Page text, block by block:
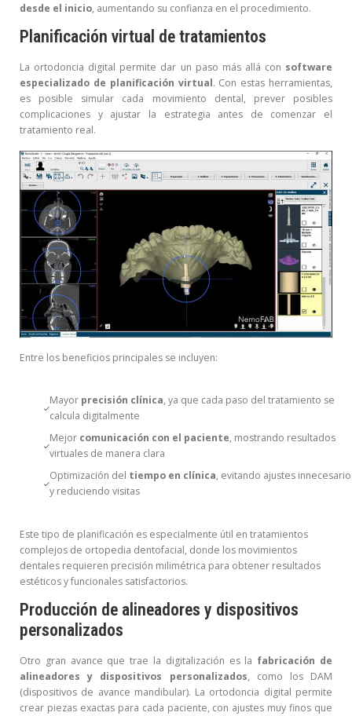
desde el inicio, aumentando su confianza en el procedimiento.
Planificación virtual de tratamientos
La ortodoncia digital permite dar un paso más allá con software
especializado de planificación virtual. Con estas herramientas,
es posible simular cada movimiento dental, prever posibles
complicaciones y ajustar la estrategia antes de comenzar el
tratamiento real.
Entre los beneficios principales se incluyen:
Mayor precisión clínica, ya que cada paso del tratamiento se
calcula digitalmente
Mejor comunicación con el paciente, mostrando resultados
virtuales de manera clara
Optimización del tiempo en clínica, evitando ajustes
y reduciendo visitas
Este tipo de planificación es especialmente útil en tratamientos
complejos de ortopedia dentofacial, donde los movimientos
dentales requieren precisión milimétrica para obtener resultados
estéticos y funcionales satisfactorios.
Producción de alineadores y dispositivos
personalizados
Otro gran avance que trae la digitalización es la fabricación de
alineadores y dispositivos personalizados, como los DAM
(dispositivos de avance mandibular). La ortodoncia digital permite
crear piezas exactas para cada paciente, con ajustes muy finos que